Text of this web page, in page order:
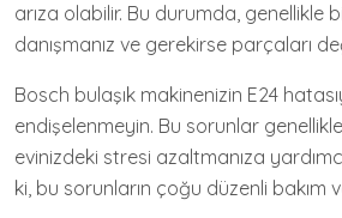
arıza olabilir. Bu durumda, genellikle
danışmanız ve gerekirse parçaları
Bosch bulaşık makinenizin E24
endişelenmeyin. Bu sorunlar
evinizdeki stresi azaltmanıza
ki, bu sorunların çoğu düzenli bakım